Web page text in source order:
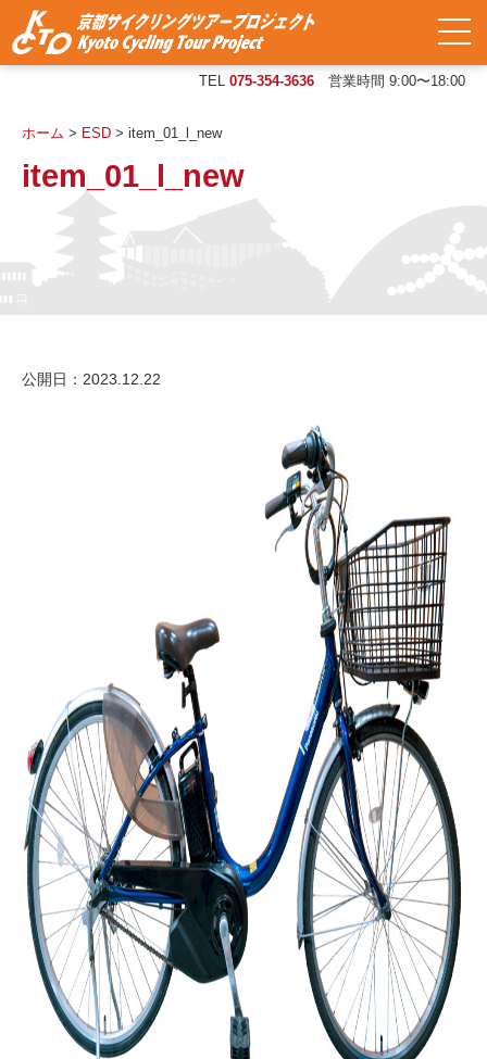
TEL 075-354-3636 営業時間 9:00〜18:00
公開日：2023.12.22
ホーム > ESD > item_01_l_new
item_01_l_new